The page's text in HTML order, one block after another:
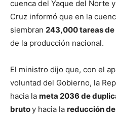
cuenca del Yaque del Norte
Cruz informó que en la
siembran 243,000 tareas de
de la producción nacional.
El ministro dijo que, con el
voluntad del Gobierno, la
hacia la meta 2036 de
brutoy hacia la reducción